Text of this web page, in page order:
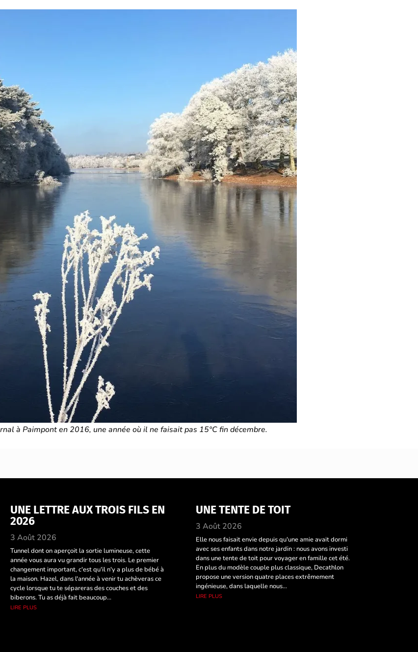
à Paimpont en 2016, une année où il ne faisait pas 15°C fin décembre.
UNE LETTRE AUX TROIS FILS EN
2026
3 Août 2026
Tunnel dont on aperçoit la sortie lumineuse, cette
année vous aura vu grandir tous les trois. Le premier
changement important, c'est qu'il n'y a plus de bébé à
la maison. Hazel, dans l'année à venir tu achèveras ce
cycle lorsque tu te sépareras des couches et des
biberons. Tu as déjà fait beaucoup...
lire plus
UNE TENTE DE TOIT
3 Août 2026
Elle nous faisait envie depuis qu'une amie avait dormi
avec ses enfants dans notre jardin : nous avons investi
dans une tente de toit pour voyager en famille cet été.
En plus du modèle couple plus classique, Decathlon
propose une version quatre places extrêmement
ingénieuse, dans laquelle nous...
lire plus